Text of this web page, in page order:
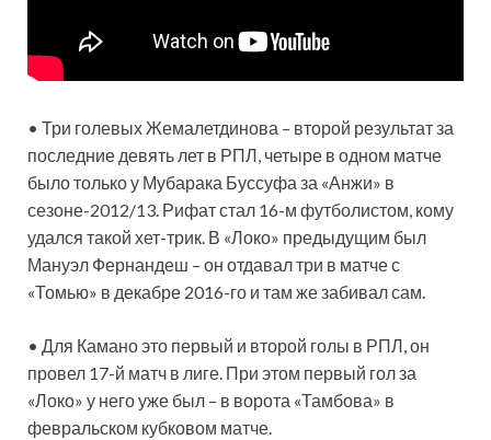
• Три голевых Жемалетдинова – второй результат за
последние девять лет в РПЛ, четыре в одном матче
было только у Мубарака Буссуфа за «Анжи» в
сезоне-2012/13. Рифат стал 16-м футболистом, кому
удался такой хет-трик. В «Локо» предыдущим был
Мануэл Фернандеш – он отдавал три в матче с
«Томью» в декабре 2016-го и там же забивал сам.
• Для Камано это первый и второй голы в РПЛ, он
провел 17-й матч в лиге. При этом первый гол за
«Локо» у него уже был – в ворота «Тамбова» в
февральском кубковом матче.